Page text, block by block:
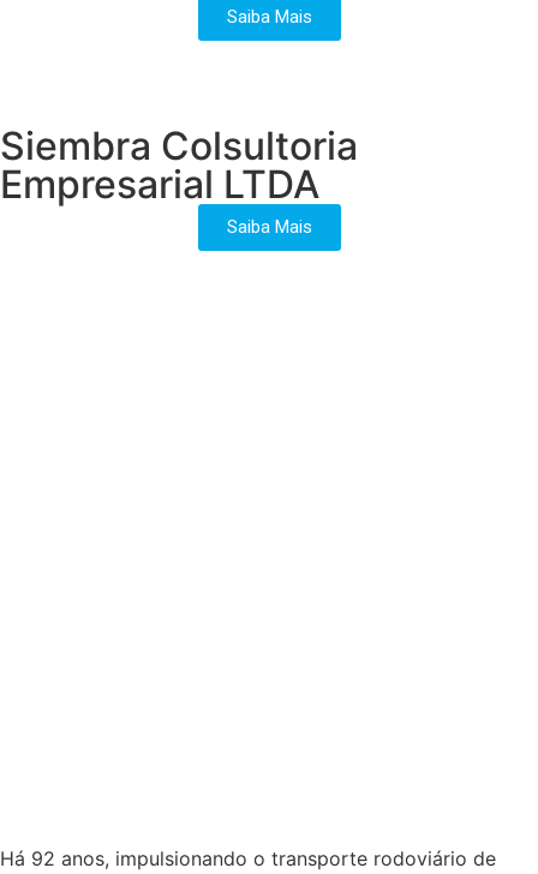
Saiba Mais
Siembra Colsultoria
Empresarial LTDA
Saiba Mais
Há 92 anos, impulsionando o transporte rodoviário de